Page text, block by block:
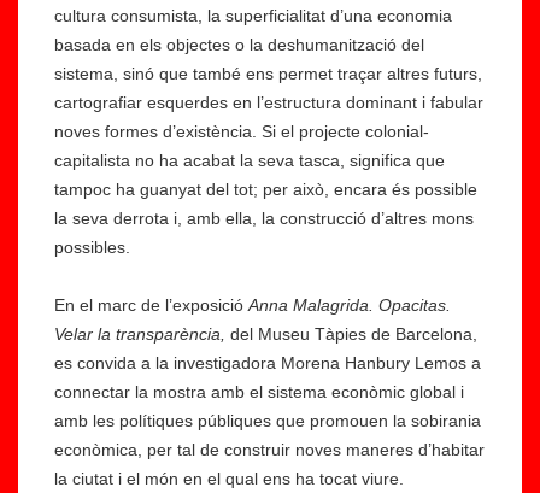
cultura consumista, la superficialitat d’una economia
basada en els objectes o la deshumanització del
sistema, sinó que també ens permet traçar altres futurs,
cartografiar esquerdes en l’estructura dominant i fabular
noves formes d’existència. Si el projecte colonial-
capitalista no ha acabat la seva tasca, significa que
tampoc ha guanyat del tot; per això, encara és possible
la seva derrota i, amb ella, la construcció d’altres mons
possibles.
En el marc de l’exposició Anna Malagrida. Opacitas.
Velar la transparència, del Museu Tàpies de Barcelona,
es convida a la investigadora Morena Hanbury Lemos a
connectar la mostra amb el sistema econòmic global i
amb les polítiques públiques que promouen la sobirania
econòmica, per tal de construir noves maneres d’habitar
la ciutat i el món en el qual ens ha tocat viure.